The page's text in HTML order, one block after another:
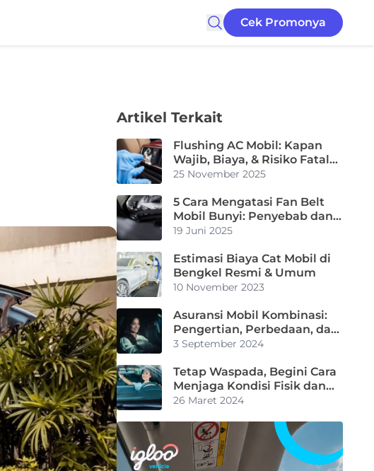
Cek Promonya
Artikel Terkait
Flushing AC Mobil: Kapan
Wajib, Biaya, & Risiko Fatal
Jika Abai
25 November 2025
5 Cara Mengatasi Fan Belt
Mobil Bunyi: Penyebab dan
Tips Merawatnya
19 Juni 2025
Estimasi Biaya Cat Mobil di
Bengkel Resmi & Umum
10 November 2023
Asuransi Mobil Kombinasi:
Pengertian, Perbedaan, dan
Manfaat
3 September 2024
Tetap Waspada, Begini Cara
Menjaga Kondisi Fisik dan
Mental Pengemudi selama
26 Maret 2024